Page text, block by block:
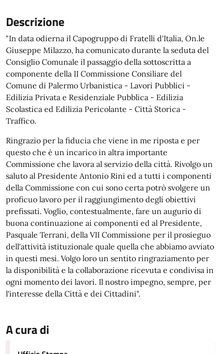
Descrizione
"In data odierna il Capogruppo di Fratelli d'Italia, On.le
Giuseppe Milazzo, ha comunicato durante la seduta del
Consiglio Comunale il passaggio della sottoscritta a
componente della II Commissione Consiliare del
Comune di Palermo Urbanistica - Lavori Pubblici -
Edilizia Privata e Residenziale Pubblica - Edilizia
Scolastica ed Edilizia Pericolante - Città Storica -
Traffico.
Ringrazio per la fiducia che viene in me riposta e per
questo che è un incarico in altra importante
Commissione che lavora al servizio della città. Rivolgo un
saluto al Presidente Antonio Rini ed a tutti i componenti
della Commissione con cui sono certa potrò svolgere un
proficuo lavoro per il raggiungimento degli obiettivi
prefissati. Voglio, contestualmente, fare un augurio di
buona continuazione ai componenti ed al Presidente,
Pasquale Terrani, della VII Commissione per il prosieguo
dell'attività istituzionale quale quella che abbiamo avviato
in questi mesi. Volgo loro un sentito ringraziamento per
la disponibilità e la collaborazione ricevuta e condivisa in
ogni momento dei lavori. Il nostro impegno, sempre, per
l'interesse della Città e dei Cittadini".
A cura di